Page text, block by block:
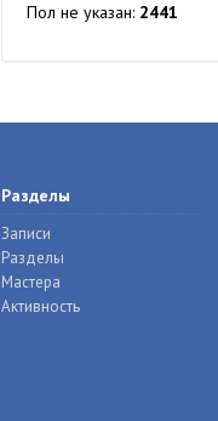
Пол не указан: 2441
Разделы
Записи
Разделы
Мастера
Активность